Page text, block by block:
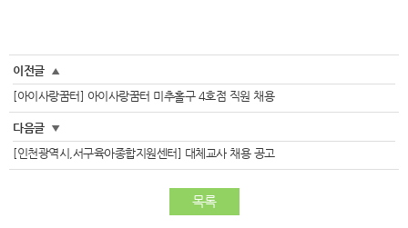
이전글 ▲
[아이사랑꿈터] 아이사랑꿈터 미추홀구 4호점 직원 채용
다음글 ▼
[인천광역시,서구육아종합지원센터] 대체교사 채용 공고
목록